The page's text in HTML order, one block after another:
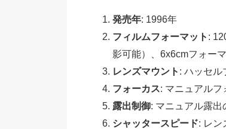
発売年: 1996年
フィルムフォーマット :
影可能）、6x6cmフォー
レンズマウント : ハッセル
フォーカス: マニュアルフ
露出制御: マニュアル露
シャッタースピード: レン